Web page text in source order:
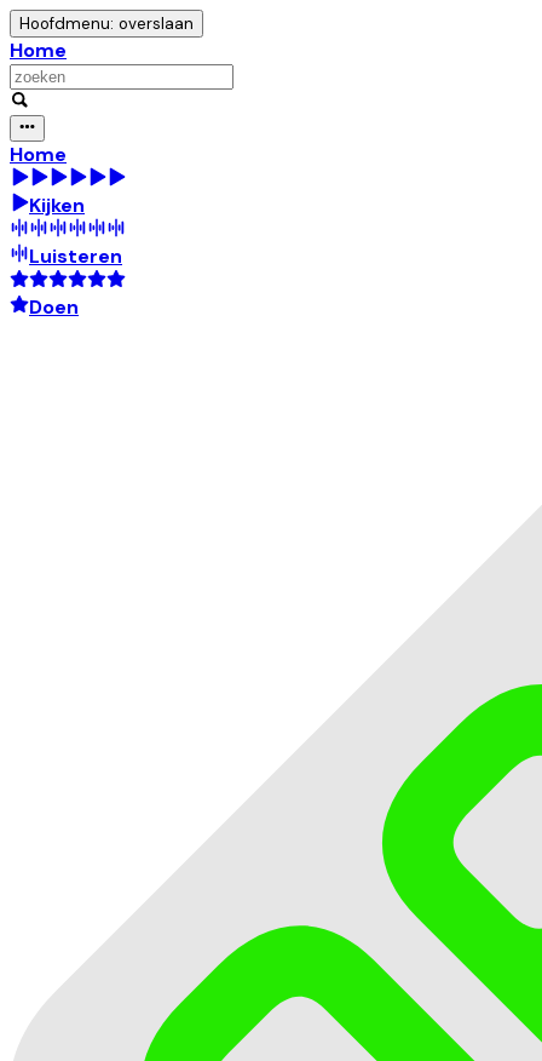
Hoofdmenu: overslaan
Home
Home
Kijken
Luisteren
Doen